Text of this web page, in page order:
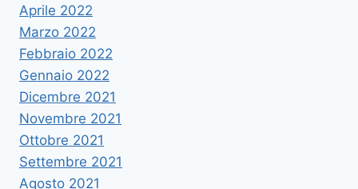
Aprile 2022
Marzo 2022
Febbraio 2022
Gennaio 2022
Dicembre 2021
Novembre 2021
Ottobre 2021
Settembre 2021
Agosto 2021